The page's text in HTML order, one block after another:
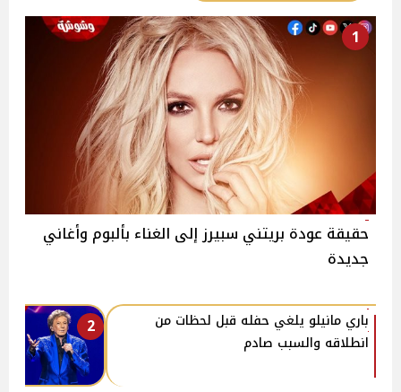
1
حقيقة عودة بريتني سبيرز إلى الغناء بألبوم وأغاني
جديدة
2
باري مانيلو يلغي حفله قبل لحظات من
انطلاقه والسبب صادم